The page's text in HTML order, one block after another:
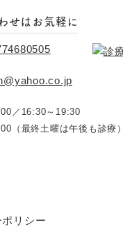
せはお気軽に
／16:30～19:30
（最終土曜は午後も診療）
リシー